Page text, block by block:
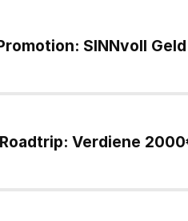
SINNvoll
Verdiene